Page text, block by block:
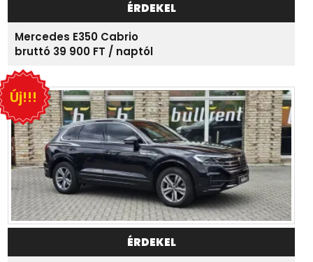
ÉRDEKEL
Mercedes E350 Cabrio
bruttó 39 900 FT / naptól
Új!!!
ÉRDEKEL